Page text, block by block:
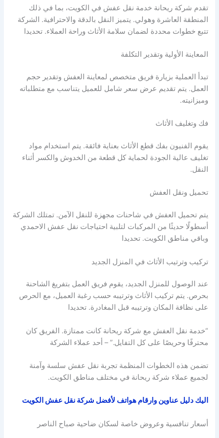
تقدم شركة ريحانة خدمة نقل عفش في الكويت، بما في ذلك
المنطقة العاشرة وهولي. يتميز النقل بالدقة والاحترافية. الشركة
تتبع خطوات محددة لضمان سلامة الأثاث وراحة العملاء. تحديدا
المعاينة الأولية وتقدير التكلفة
تبدأ العملية بزيارة فريق متخصص لمعاينة العفش وتقدير حجم
العمل. يتم تقديم عرض سعر شامل للعميل يتناسب مع متطلباته
وميزانيته.
فك وتغليف الأثاث
يقوم الفنيون بفك قطع الأثاث بعناية فائقة. يتم استخدام مواد
تغليف عالية الجودة لحماية كل قطعة من الخدوش والكسر أثناء
النقل.
تحميل ونقل العفش
يتم تحميل العفش في شاحنات مجهزة للنقل الآمن. تمتلك الشركة
أسطولًا حديثًا من المركبات لتلبية احتياجات نقل عفش الاحمدي
وباقي مناطق الكويت. تحديدا
تركيب وترتيب الأثاث في المنزل الجديد
عند الوصول للمنزل الجديد، يقوم فريق العمل بتفريغ الشاحنة
بحرص. يتم تركيب الأثاث وترتيبه حسب رغبة العميل، مع الحرص
على نظافة المكان وترتيبه قبل المغادرة. تحديدا
“خدمة نقل العفش مع شركة ريحانة كانت ممتازة. الفريق كان
محترفًا وحريصًا على كل التفايل.” – أحد عملاء الشركة
تضمن هذه الخطوات المنظمة تجربة نقل عفش سلسة وآمنة
لجميع عملاء شركة ريحانة في مختلف مناطق الكويت.
اليك دليل عناوين وارقام هواتف لأفضل شركة نقل عفش الكويت
أسعار تنافسية وعروض خاصة لسكان ضاحية صباح الناصر